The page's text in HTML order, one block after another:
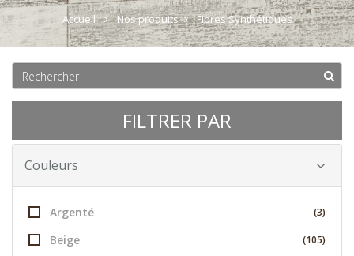
Accueil Nos produits Fibres Synthétiques
FILTRER PAR
Couleurs
Argenté (3)
Beige (105)